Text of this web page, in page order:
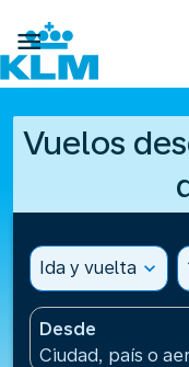

Vuelos
Ida y vuelta expand_more
Desde
Ciudad, país o